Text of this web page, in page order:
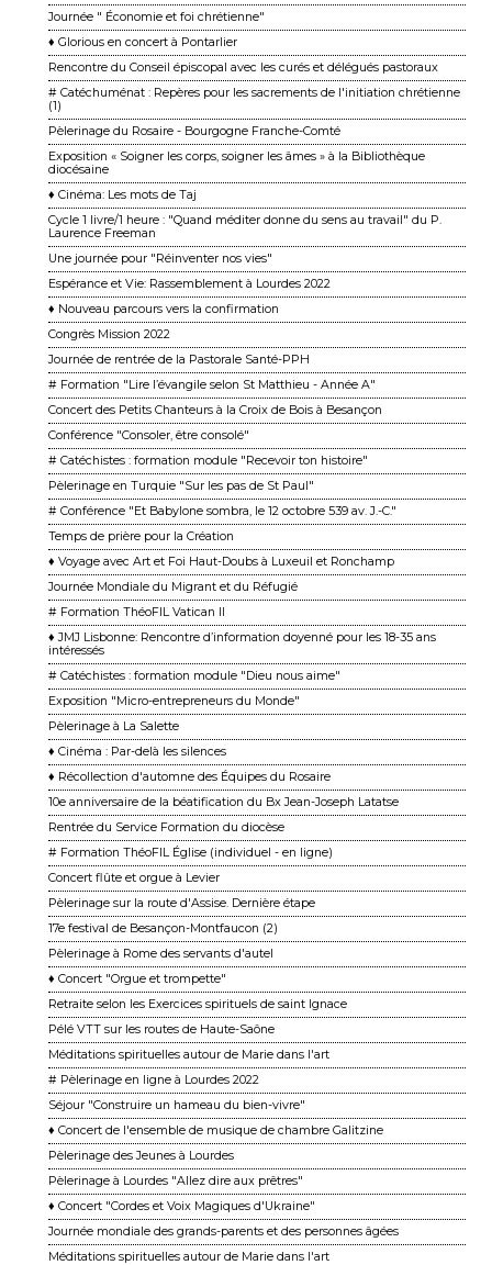
Journée " Économie et foi chrétienne"
♦ Glorious en concert à Pontarlier
Rencontre du Conseil épiscopal avec les curés et délégués pastoraux
# Catéchuménat : Repères pour les sacrements de l'initiation chrétienne
(1)
Pèlerinage du Rosaire - Bourgogne Franche-Comté
Exposition « Soigner les corps, soigner les âmes » à la Bibliothèque
diocésaine
♦ Cinéma: Les mots de Taj
Cycle 1 livre/1 heure : "Quand méditer donne du sens au travail" du P.
Laurence Freeman
Une journée pour "Réinventer nos vies"
Espérance et Vie: Rassemblement à Lourdes 2022
♦ Nouveau parcours vers la confirmation
Congrès Mission 2022
Journée de rentrée de la Pastorale Santé-PPH
# Formation "Lire l’évangile selon St Matthieu - Année A"
Concert des Petits Chanteurs à la Croix de Bois à Besançon
Conférence "Consoler, être consolé"
# Catéchistes : formation module "Recevoir ton histoire"
Pèlerinage en Turquie "Sur les pas de St Paul"
# Conférence "Et Babylone sombra, le 12 octobre 539 av. J.-C."
Temps de prière pour la Création
♦ Voyage avec Art et Foi Haut-Doubs à Luxeuil et Ronchamp
Journée Mondiale du Migrant et du Réfugié
# Formation ThéoFIL Vatican II
♦ JMJ Lisbonne: Rencontre d’information doyenné pour les 18-35 ans
intéressés
# Catéchistes : formation module "Dieu nous aime"
Exposition "Micro-entrepreneurs du Monde"
Pèlerinage à La Salette
♦ Cinéma : Par-delà les silences
♦ Récollection d'automne des Équipes du Rosaire
10e anniversaire de la béatification du Bx Jean-Joseph Latatse
Rentrée du Service Formation du diocèse
# Formation ThéoFIL Église (individuel - en ligne)
Concert flûte et orgue à Levier
Pèlerinage sur la route d'Assise. Dernière étape
17e festival de Besançon-Montfaucon (2)
Pèlerinage à Rome des servants d'autel
♦ Concert "Orgue et trompette"
Retraite selon les Exercices spirituels de saint Ignace
Pélé VTT sur les routes de Haute-Saône
Méditations spirituelles autour de Marie dans l'art
# Pèlerinage en ligne à Lourdes 2022
Séjour "Construire un hameau du bien-vivre"
♦ Concert de l'ensemble de musique de chambre Galitzine
Pèlerinage des Jeunes à Lourdes
Pèlerinage à Lourdes "Allez dire aux prêtres"
♦ Concert "Cordes et Voix Magiques d'Ukraine"
Journée mondiale des grands-parents et des personnes âgées
Méditations spirituelles autour de Marie dans l'art